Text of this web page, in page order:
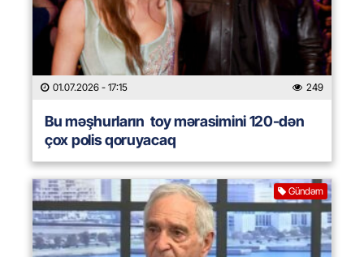
01.07.2026 - 17:15 249
Bu məşhurların toy mərasimini 120-dən
çox polis qoruyacaq
Gündəm